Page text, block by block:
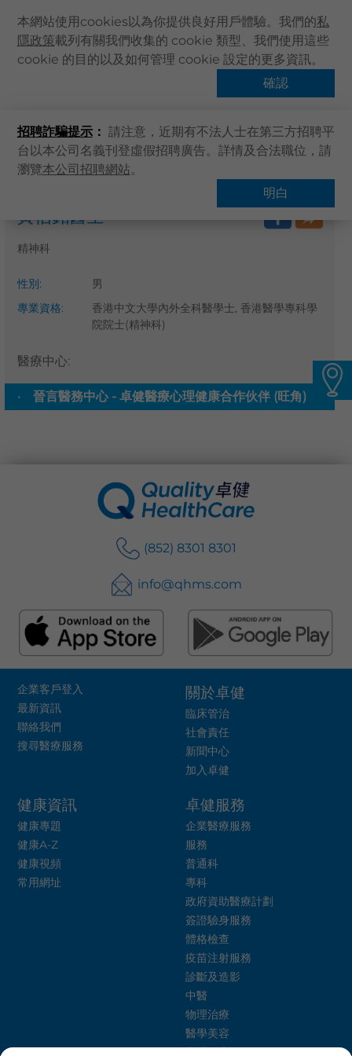
本網站使用cookies以為你提供良好用戶體驗。我們的私
隱政策載列有關我們收集的 cookie 類型、我們使用這些
cookie 的目的以及如何管理 cookie 設定的更多資訊。
確認
招聘詐騙提示： 請注意，近期有不法人士在第三方招聘平
台以本公司名義刊登虛假招聘廣告。詳情及合法職位，請
瀏覽本公司招聘網站。
明白
主頁
卓健服務
卓健手機App
最新資訊
卓健eShop
主頁 搜尋醫療服務
黃信銘醫生
精神科
性別:
男
專業資格:
香港中文大學內外全科醫學士, 香港醫學專科學
院院士(精神科)
醫療中心:
晉言醫務中心 - 卓健醫療心理健康合作伙伴 (旺角) ▼
(852) 8301 8301
info@qhms.com
企業客戶登入
最新資訊
聯絡我們
搜尋醫療服務
關於卓健
臨床管治
社會責任
新聞中心
加入卓健
健康資訊
健康專題
健康A-Z
健康視頻
常用網址
卓健服務
企業醫療服務
服務
普通科
專科
政府資助醫療計劃
簽證驗身服務
體格檢查
疫苗注射服務
診斷及造影
中醫
物理治療
醫學美容
心理健康